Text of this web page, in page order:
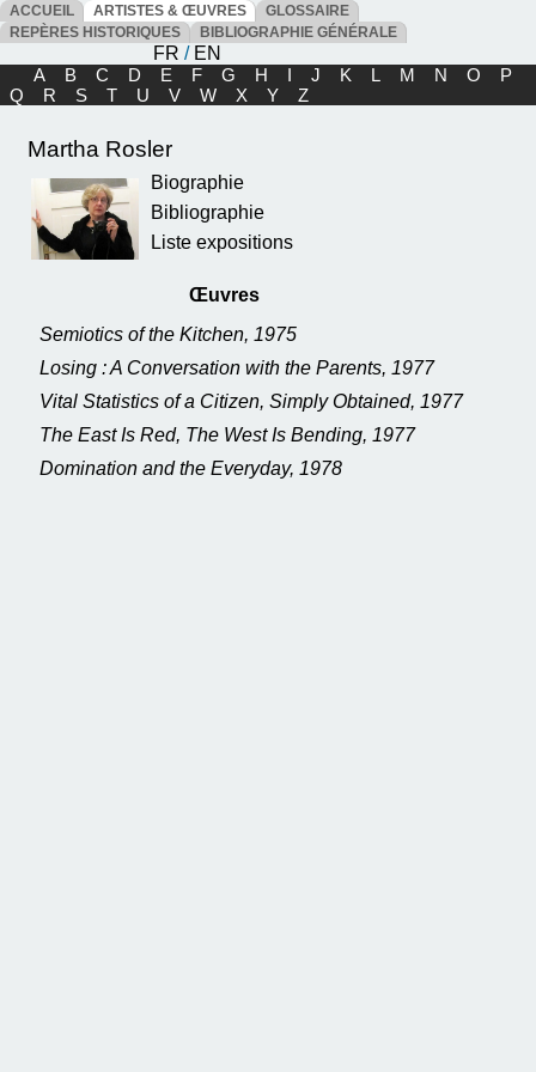
ACCUEIL ARTISTES & ŒUVRES
GLOSSAIRE
REPÈRES HISTORIQUES
BIBLIOGRAPHIE GÉNÉRALE
FR / EN
A
B C D E F G H I J K L M N O
P
Q
R S T U V W X Y Z